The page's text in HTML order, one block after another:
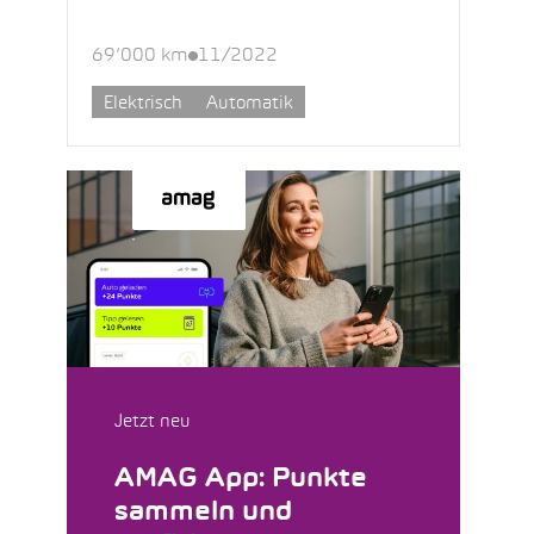
69’000 km 11/2022
Elektrisch Automatik
Jetzt neu
AMAG App: Punkte
sammeln und